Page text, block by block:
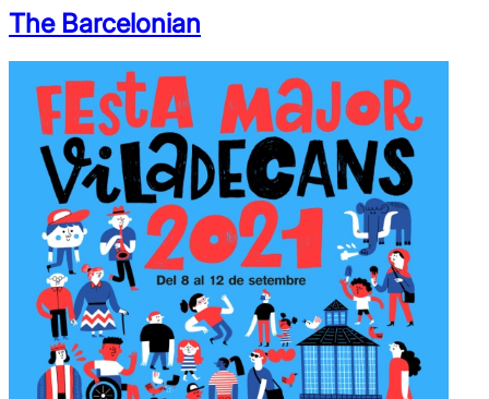
The Barcelonian